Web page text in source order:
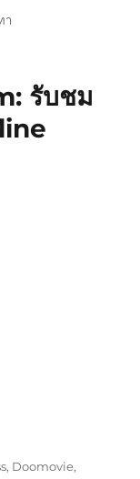
า
รับชม
, Doomovie,